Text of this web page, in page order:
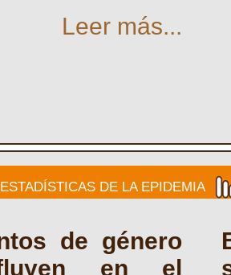
Leer más...
ESTADÍSTICAS DE LA EPIDEMIA
de género
en el